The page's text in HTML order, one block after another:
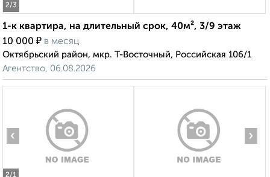
2/3
1-к квартира, на длительный срок, 40м², 3/9 этаж
10 000 ₽ в месяц
Октябрьский район, мкр. Т-Восточный, Российская 106/1
Агентство, 06.08.2026
2/1
‹ ›